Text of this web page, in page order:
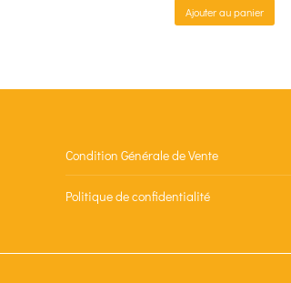
Ajouter au panier
Condition Générale de Vente
Politique de confidentialité